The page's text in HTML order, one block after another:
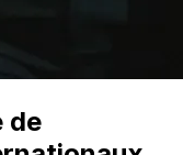
de